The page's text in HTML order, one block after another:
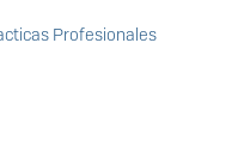
Profesionales